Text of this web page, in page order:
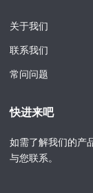
关于我们
联系我们
常问问题
快进来吧
如需了解我们的产
与您联系。